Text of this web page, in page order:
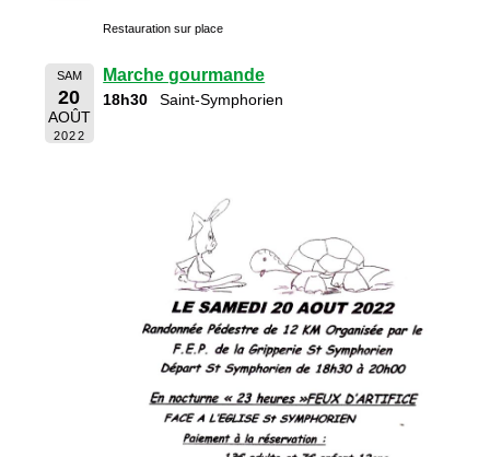
Restauration sur place
SAM
20
AOÛT
2022
Marche gourmande
18h30 Saint-Symphorien